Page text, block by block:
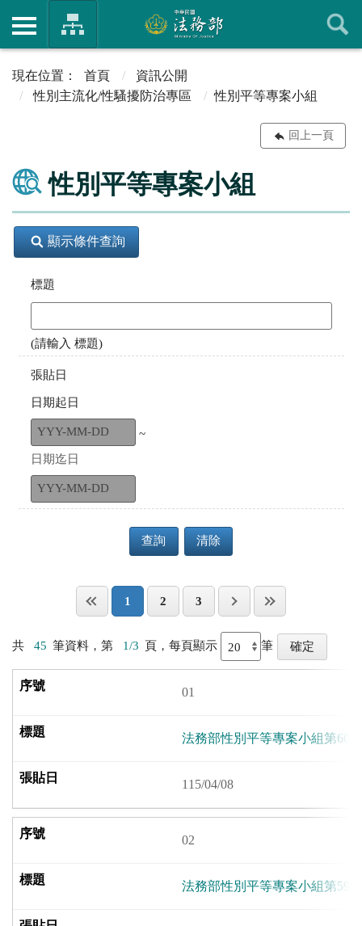
首頁
資訊公開
性別主流化/性騷擾防治專區
性別平等專案小組
回上一頁
性別平等專案小組
顯示條件查詢
標題
(請輸入 標題)
張貼日
日期起日
~
日期迄日
查詢 清除
1 2 3
共 45 筆資料，第 1/3 頁，每頁顯示 筆
01
法務部性別平等專案小組第60
115/04/08
02
法務部性別平等專案小組第59